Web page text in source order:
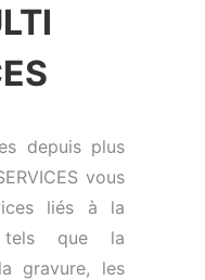
depuis plus
vous
liés à la
tels que la
gravure, les